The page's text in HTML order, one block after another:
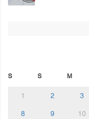
S S M
1 2 3
8
9 10